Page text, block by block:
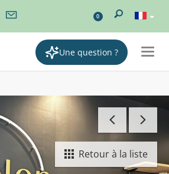
0
Une question ?
Retour à la liste